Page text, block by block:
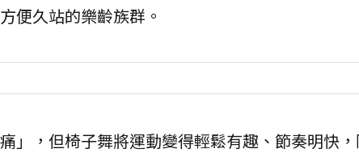
便久站的樂齡族群。
」，但椅子舞將運動變得輕鬆有趣、節奏明快